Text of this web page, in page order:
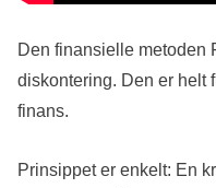
Den finansielle metoden
diskontering. Den er helt
finans.
Prinsippet er enkelt: En